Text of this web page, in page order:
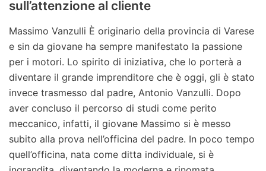
sull’attenzione al cliente
Massimo Vanzulli È originario della provincia di Varese
e sin da giovane ha sempre manifestato la passione
per i motori. Lo spirito di iniziativa, che lo porterà a
diventare il grande imprenditore che è oggi, gli è stato
invece trasmesso dal padre, Antonio Vanzulli. Dopo
aver concluso il percorso di studi come perito
meccanico, infatti, il giovane Massimo si è messo
subito alla prova nell’officina del padre. In poco tempo
quell’officina, nata come ditta individuale, si è